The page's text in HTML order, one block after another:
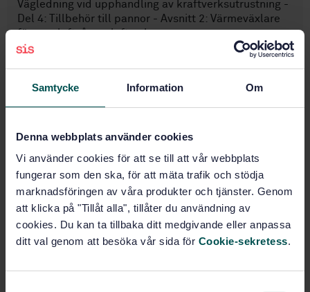
Samtycke Information Om
Denna webbplats använder cookies
Vi använder cookies för att se till att vår webbplats
fungerar som den ska, för att mäta trafik och stödja
marknadsföringen av våra produkter och tjänster. Genom
att klicka på "Tillåt alla", tillåter du användning av
cookies. Du kan ta tillbaka ditt medgivande eller anpassa
ditt val genom att besöka vår sida för Cookie-sekretess.
Vägledning vid upphandling av kraftverksutrustning -
Del 4: Tillbehör till pannor - Avsnitt 2: Värmeväxlare
för gas-luft, ånga-luft och gas-gas
PDF
Fler alternativ
Produktinformation
Språk: Engelska
standarder